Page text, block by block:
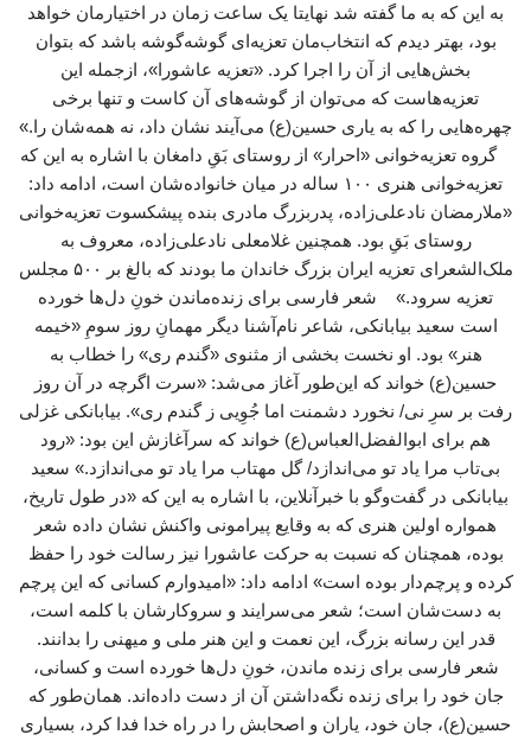
به این که به ما گفته شد نهایتا یک ساعت زمان در اختیارمان خواهد
بود، بهتر دیدم که انتخاب‌مان تعزیه‌ای گوشه‌گوشه باشد که بتوان
بخش‌هایی از آن را اجرا کرد. «تعزیه عاشورا»، ازجمله این
تعزیه‌هاست که می‌توان از گوشه‌های آن کاست و تنها برخی
چهره‌هایی را که به یاری حسین(ع) می‌آیند نشان داد، نه همه‌شان را.»
گروه تعزیه‌خوانی «احرار» از روستای بَقِ دامغان با اشاره به این که
تعزیه‌خوانی هنری ۱۰۰ ساله در میان خانواده‌شان است، ادامه داد:
«ملارمضان نادعلی‌زاده، پدربزرگ مادری بنده پیشکسوت تعزیه‌خوانی
روستای بَقِ بود. همچنین غلامعلی نادعلی‌زاده، معروف به
ملک‌الشعرای تعزیه ایران بزرگ خاندان ما بودند که بالغ بر ۵۰۰ مجلس
تعزیه سرود.» شعر فارسی برای زنده‌ماندن خونِ دل‌ها خورده
است سعید بیابانکی، شاعر نام‌آشنا دیگر مهمانِ روز سومِ «خیمه
هنر» بود. او نخست بخشی از مثنوی «گندم ری» را خطاب به
حسین(ع) خواند که این‌طور آغاز می‌شد: «سرت اگرچه در آن روز
رفت بر سرِ نی/ نخورد دشمنت اما جُوِیی ز گندم ری». بیابانکی غزلی
هم برای ابوالفضل‌العباس(ع) خواند که سرآغازش این بود: «رود
بی‌تاب مرا یاد تو می‌اندازد/ گل مهتاب مرا یاد تو می‌اندازد.» سعید
بیابانکی در گفت‌وگو با خبرآنلاین، با اشاره به این که «در طول تاریخ،
همواره اولین هنری که به وقایع پیرامونی واکنش نشان داده شعر
بوده، همچنان که نسبت به حرکت عاشورا نیز رسالت خود را حفظ
کرده و پرچم‌دار بوده است» ادامه داد: «امیدوارم کسانی که این پرچم
به دست‌شان است؛ شعر می‌سرایند و سروکارشان با کلمه است،
قدر این رسانه بزرگ، این نعمت و این هنر ملی و میهنی را بدانند.
شعر فارسی برای زنده ماندن، خونِ دل‌ها خورده است و کسانی،
جان خود را برای زنده نگه‌داشتن آن از دست داده‌اند. همان‌طور که
حسین(ع)، جان خود، یاران و اصحابش را در راه خدا فدا کرد، بسیاری